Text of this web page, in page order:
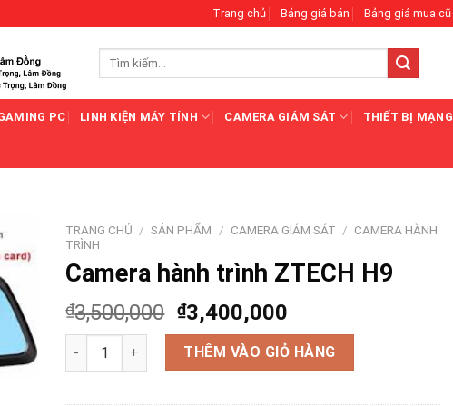
Trang chủ Bảng giá bán Bảng giá mua cũ
Tìm
PC LINH KIỆN MÁY TÍNH CAMERA GIÁM SÁT THIẾT BỊ MẠNG
TRANG CHỦ / SẢN PHẨM / CAMERA GIÁM SÁT / CAMERA HÀNH
TRÌNH
Camera hành trình ZTECH H9
₫3,500,000 ₫3,400,000
Camera hành trình ZTECH H9 số lượng
THÊM VÀO GIỎ HÀNG